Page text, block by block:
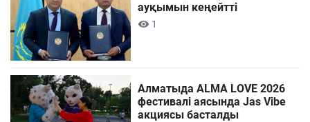
ауқымын кеңейтті
1
Алматыда ALMA LOVE 2026
фестивалі аясында Jas Vibe
акциясы басталды